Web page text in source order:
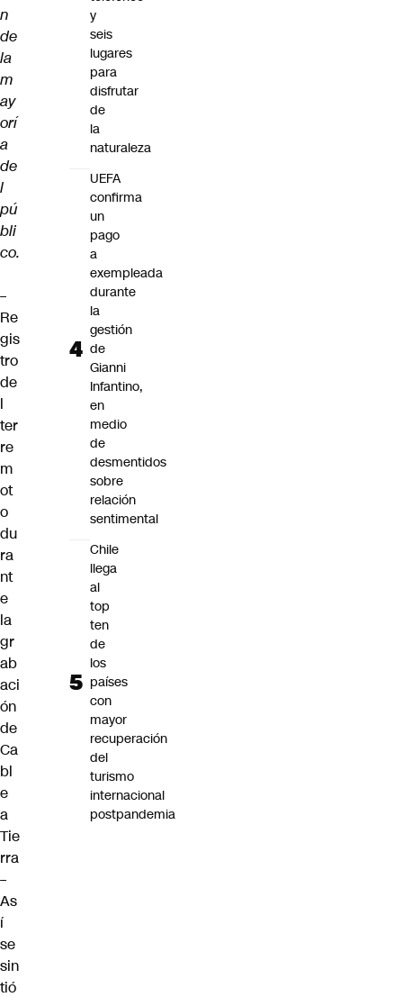
n
de
la
m
ay
orí
a
de
l
pú
bli
co.
–
Re
gis
tro
de
l
ter
re
m
ot
o
du
ra
nt
e
la
gr
ab
aci
ón
de
Ca
bl
e
a
Tie
rra
–
As
í
se
sin
tió
y
seis
lugares
para
disfrutar
de
la
naturaleza
UEFA
confirma
un
pago
a
exempleada
durante
la
gestión
de
Gianni
Infantino,
en
medio
de
desmentidos
sobre
relación
sentimental
Chile
llega
al
top
ten
de
los
países
con
mayor
recuperación
del
turismo
internacional
postpandemia